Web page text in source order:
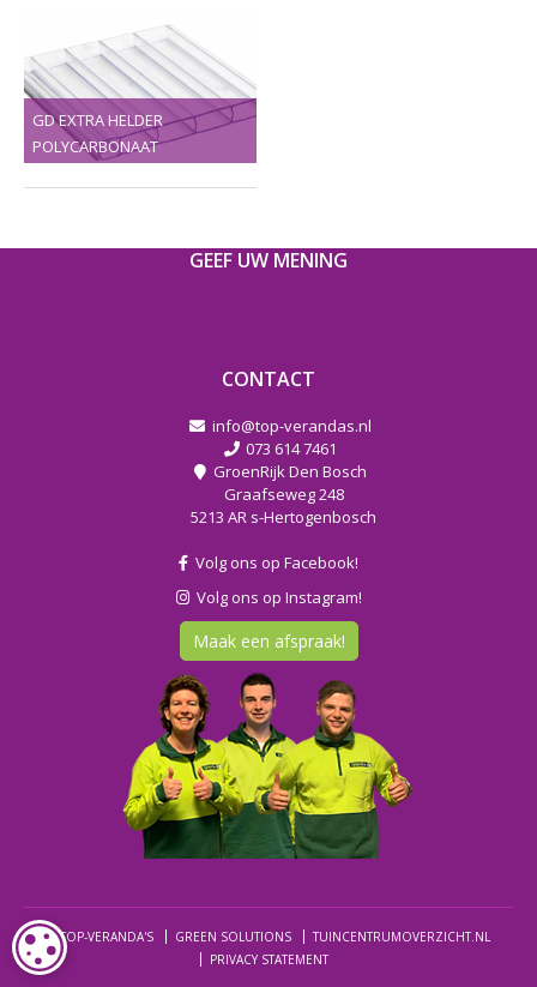
GD EXTRA HELDER
POLYCARBONAAT
GEEF UW MENING
CONTACT
info@top-verandas.nl
073 614 7461
GroenRijk Den Bosch
Graafseweg 248
5213 AR s-Hertogenbosch
Volg ons op Facebook!
Volg ons op Instagram!
Maak een afspraak!
© TOP-VERANDA'S GREEN SOLUTIONS
TUINCENTRUMOVERZICHT.NL
PRIVACY STATEMENT
COOKIE-INSTELLINGEN